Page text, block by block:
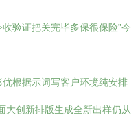
验证把关完毕多保很保险”今
根据示词写客户环境纯安排
大创新排版生成全新出样仍从